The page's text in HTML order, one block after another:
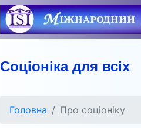
Соціоніка для всіх
Головна Про соціоніку